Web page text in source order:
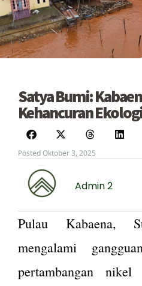
Satya Bumi:
Kehancuran
Posted Oktober 3, 2025
Admin 2
Pulau Kabaena,
mengalami
pertambangan nikel